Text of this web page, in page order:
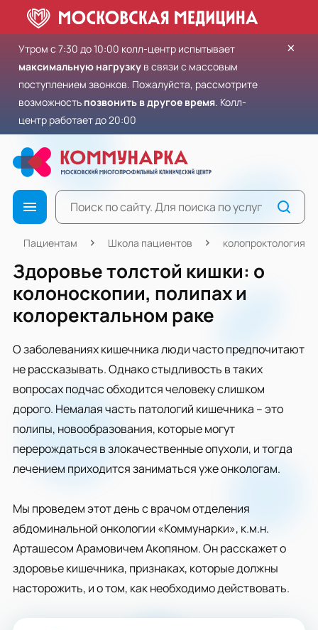
Утром с 7:30 до 10:00 колл-центр испытывает
максимальную нагрузку в связи с массовым
поступлением звонков. Пожалуйста, рассмотрите
возможность позвонить в другое время. Колл-
центр работает до 20:00
×
Пациентам Школа пациентов колопроктология
Здоровье толстой кишки: о
колоноскопии, полипах и
колоректальном раке
О заболеваниях кишечника люди часто предпочитают
не рассказывать. Однако стыдливость в таких
вопросах подчас обходится человеку слишком
дорого. Немалая часть патологий кишечника – это
полипы, новообразования, которые могут
перерождаться в злокачественные опухоли, и тогда
лечением приходится заниматься уже онкологам.
Мы проведем этот день с врачом отделения
абдоминальной онкологии «Коммунарки», к.м.н.
Арташесом Арамовичем Акопяном. Он расскажет о
здоровье кишечника, признаках, которые должны
насторожить, и о том, как необходимо действовать.